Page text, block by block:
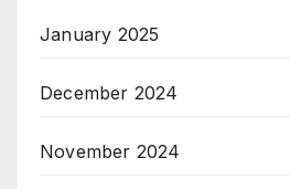
January 2025
December 2024
November 2024